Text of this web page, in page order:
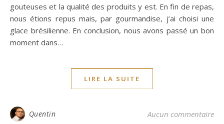
gouteuses et la qualité des produits y est. En fin de repas,
nous étions repus mais, par gourmandise, j’ai choisi une
glace brésilienne. En conclusion, nous avons passé un bon
moment dans…
LIRE LA SUITE
Quentin Aucun commentaire